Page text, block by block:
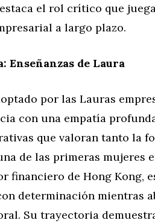
el rol crítico que
a largo plazo.
Enseñanzas de Laura
por las Lauras
con una empatía
que valoran tanto la
de las primeras mujeres
financiero de Hong Kong,
determinación mientras
Su trayectoria